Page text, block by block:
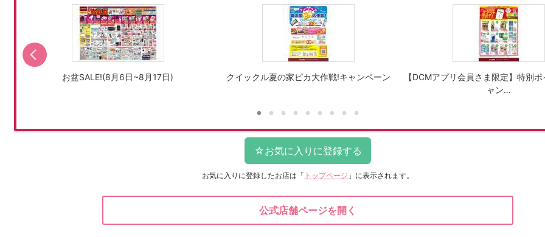
お盆SALE!(8月6日~8月17日) クイックル夏の家ピカ大作戦!キャンペーン
【DCMアプリ会員さま限定】特別
ャン…
お気に入りに登録したお店は 「 トップページ 」に表示されます。
公式店舗ページを開く